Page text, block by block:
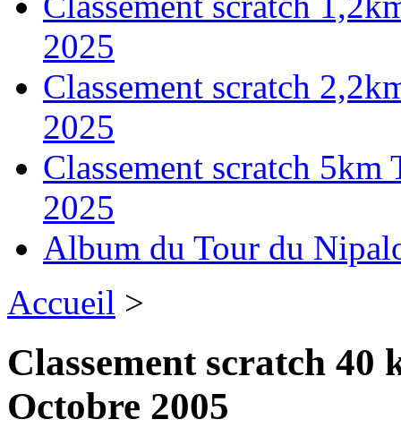
2025
Classement scratch
2025
Classement scratch
2025
Album du Tour du
Accueil >
Classement scratch
Octobre 2005